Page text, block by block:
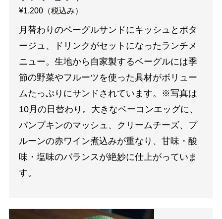
¥1,200（税込み）
月替わりのベーグルサンドにキッシュとポタ
ージュ、ドリンクがセットになったランチメ
ニュー。生地から自家製するベーグルには季
節の野菜やフルーツを使った具材がボリュー
ムたっぷりにサンドされています。※写真は
10月の日替わり。大きなベーコンエッグに、
パンプキンのマッシュ、クリームチーズ、プ
ルーンの赤ワイン煮込みが重なり、甘味・酸
味・塩味のバランスが絶妙に仕上がっていま
す。